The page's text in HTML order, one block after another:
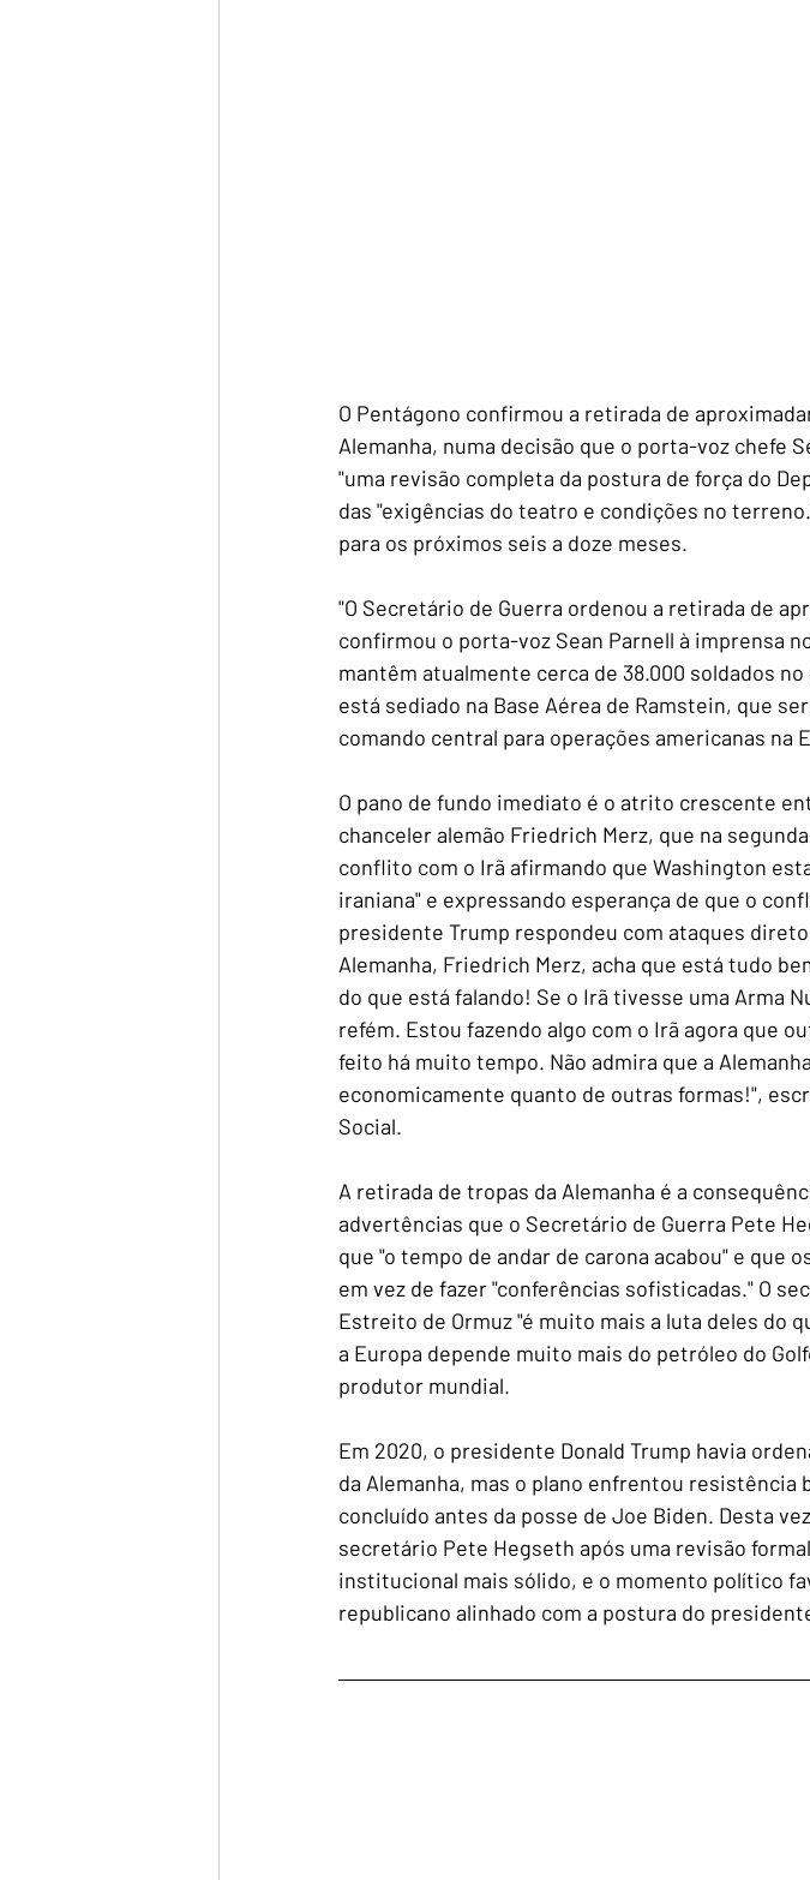
O Pentágono confirmou a retirada de
Alemanha, numa decisão que o porta-voz chefe
"uma revisão completa da postura de força do
das "exigências do teatro e condições no
para os próximos seis a doze meses.
"O Secretário de Guerra ordenou a retirada de
confirmou o porta-voz Sean Parnell à imprensa
mantêm atualmente cerca de 38.000 soldados
está sediado na Base Aérea de Ramstein, que
comando central para operações americanas na
O pano de fundo imediato é o atrito crescente
chanceler alemão Friedrich Merz, que na
conflito com o Irã afirmando que Washington
iraniana" e expressando esperança de que o
presidente Trump respondeu com ataques
Alemanha, Friedrich Merz, acha que está tudo
do que está falando! Se o Irã tivesse uma Arma
refém. Estou fazendo algo com o Irã agora que
feito há muito tempo. Não admira que a
economicamente quanto de outras formas!",
Social.
A retirada de tropas da Alemanha é a
advertências que o Secretário de Guerra Pete
que "o tempo de andar de carona acabou" e que
em vez de fazer "conferências sofisticadas." O
Estreito de Ormuz "é muito mais a luta deles do
a Europa depende muito mais do petróleo do
produtor mundial.
Em 2020, o presidente Donald Trump havia
da Alemanha, mas o plano enfrentou resistência
concluído antes da posse de Joe Biden. Desta
secretário Pete Hegseth após uma revisão
institucional mais sólido, e o momento político
republicano alinhado com a postura do